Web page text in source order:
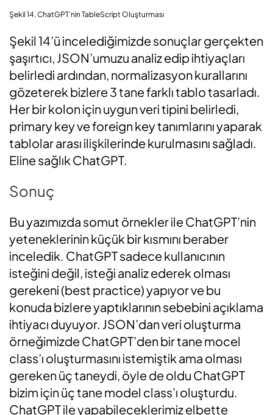
Şekil 14. ChatGPT’nin TableScript Oluşturması
Şekil 14’ü incelediğimizde sonuçlar gerçekten
şaşırtıcı, JSON’umuzu analiz edip ihtiyaçları
belirledi ardından, normalizasyon kurallarını
gözeterek bizlere 3 tane farklı tablo tasarladı.
Her bir kolon için uygun veri tipini belirledi,
primary key ve foreign key tanımlarını yaparak
tablolar arası ilişkilerinde kurulmasını sağladı.
Eline sağlık ChatGPT.
Sonuç
Bu yazımızda somut örnekler ile ChatGPT’nin
yeteneklerinin küçük bir kısmını beraber
inceledik. ChatGPT sadece kullanıcının
isteğini değil, isteği analiz ederek olması
gerekeni (best practice) yapıyor ve bu
konuda bizlere yaptıklarının sebebini açıklama
ihtiyacı duyuyor. JSON’dan veri oluşturma
örneğimizde ChatGPT’den bir tane mocel
class’ı oluşturmasını istemiştik ama olması
gereken üç taneydi, öyle de oldu ChatGPT
bizim için üç tane model class’ı oluşturdu.
ChatGPT ile yapabileceklerimiz elbette